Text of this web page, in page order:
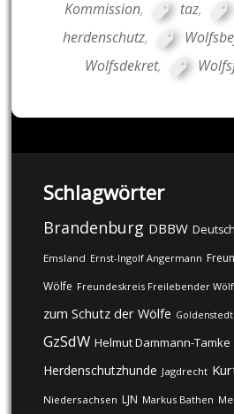
Kommission, taz,
herdenschutz,
Wolfsdekret,
Schlagwörter
Brandenburg DBBW
Emsland Ernst-Ingolf Angermann
Wölfe Freundeskreis Freilebender
zum Schutz der Wölfe Goldenstedt
GzSdW Helmut Dammann-Tamke
Herdenschutzhunde Jagdrecht
Niedersachsen LJN Markus Bathen